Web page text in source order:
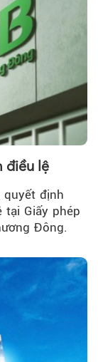
điều lệ
quyết định
tại Giấy phép
Đông.